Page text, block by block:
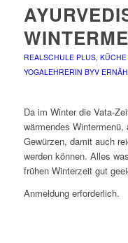
REALSCHULE PLUS,
YOGALEHRERIN BYV
Da im Winter die Vata-
wärmendes
Gewürzen, damit auch
werden können. Alles
frühen Winterzeit gut
Anmeldung erforderlich.